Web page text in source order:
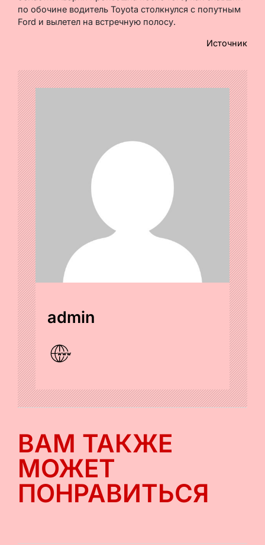
по обочине водитель Toyota столкнулся с попутным
Ford и вылетел на встречную полосу.
Источник
admin
ВАМ ТАКЖЕ
МОЖЕТ
ПОНРАВИТЬСЯ